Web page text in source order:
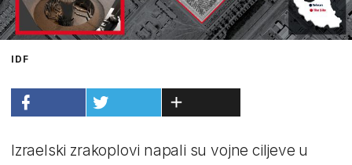
IDF
Izraelski zrakoplovi napali su vojne ciljeve u